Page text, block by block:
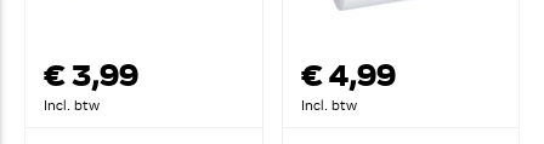
€ 3,99
Incl. btw
€ 4,99
Incl. btw